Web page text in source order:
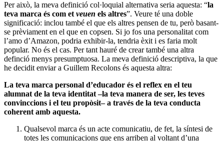
Per això, la meva definició col·loquial alternativa seria aquesta: “la
teva marca és com etveuen els altres”. Veure té una doble
significació: inclou també el que els altres pensen de tu, però basant-
se prèviament en el que en copsen. Si jo fos una personalitat com
l’amo d’Amazon, podria exhibir-la, tendria èxit i es faria molt
popular. No és el cas. Per tant hauré de crear també una altra
definció menys presumptuosa. La meva definició descriptiva, la que
he decidit enviar a Guillem Recolons és aquesta altra:
La teva marca personal d’educador és el reflex en el teu
alumnat de la teva identitat –la teva manera de ser, les teves
convinccions i el teu propòsit– a través de la teva conducta
coherent amb aquesta.
Qualsevol marca és un acte comunicatiu, de fet, la síntesi de
totes les comunicacions que ens arriben al voltant d’una